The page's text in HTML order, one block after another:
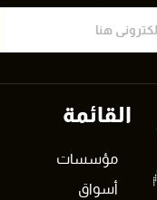
القائمة
مؤسسات
أسواق